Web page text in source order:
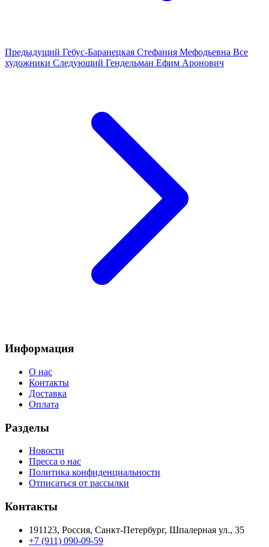
Предыдущий Гебус-Баранецкая Стефания Мефодьевна Все
художники Следующий Гендельман Ефим Аронович
Информация
О нас
Контакты
Доставка
Оплата
Разделы
Новости
Пресса о нас
Политика конфиденциальности
Отписаться от рассылки
Контакты
191123, Россия, Санкт-Петербург, Шпалерная ул., 35
+7 (911) 090-09-59